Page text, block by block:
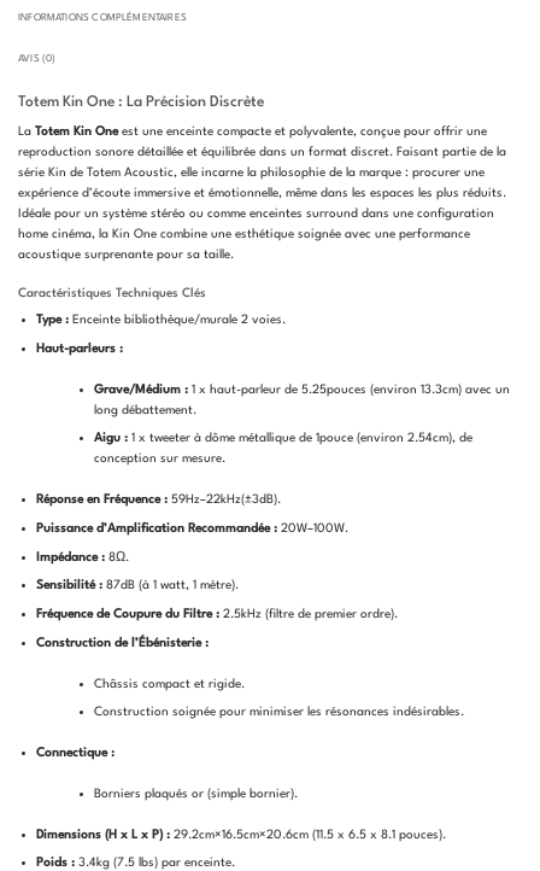
INFORMATIONS COMPLÉMENTAIRES
AVIS (0)
Totem Kin One : La Précision Discrète
La Totem Kin Oneest une enceinte compacte et polyvalente, conçue pour offrir une
reproduction sonore détaillée et équilibrée dans un format discret. Faisant partie de la
série Kin de Totem Acoustic, elle incarne la philosophie de la marque : procurer une
expérience d’écoute immersive et émotionnelle, même dans les espaces les plus réduits.
Idéale pour un système stéréo ou comme enceintes surround dans une configuration
home cinéma, la Kin One combine une esthétique soignée avec une performance
acoustique surprenante pour sa taille.
Caractéristiques Techniques Clés
Type :Enceinte bibliothèque/murale 2 voies.
Haut-parleurs :
Grave/Médium :1 x haut-parleur de 5.25pouces (environ 13.3cm) avec un
long débattement.
Aigu :1 x tweeter à dôme métallique de 1pouce(environ 2.54cm), de
conception sur mesure.
Réponse en Fréquence : 59Hz–22kHz(±3d B).
Puissance d’Amplification Recommandée : 20W–100W.
Impédance : 8Ω.
Sensibilité : 87d B(à 1 watt, 1 mètre).
Fréquence de Coupure du Filtre : 2.5kHz(filtre de premier ordre).
Construction de l’Ébénisterie :
Châssis compact et rigide.
Construction soignée pour minimiser les résonances indésirables.
Connectique :
Borniers plaqués or (simple bornier).
Dimensions (H x L x P) : 29.2cm×16.5cm×20.6cm(11.5 x 6.5 x 8.1 pouces).
Poids : 3.4 kg(7.5 lbs) par enceinte.